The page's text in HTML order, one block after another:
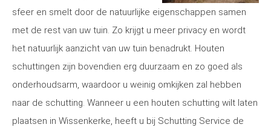
sfeer en smelt door de natuurlijke eigenschappen samen
met de rest van uw tuin. Zo krijgt u meer privacy en wordt
het natuurlijk aanzicht van uw tuin benadrukt. Houten
schuttingen zijn bovendien erg duurzaam en zo goed als
onderhoudsarm, waardoor u weinig omkijken zal hebben
naar de schutting. Wanneer u een houten schutting wilt laten
plaatsen in Wissenkerke, heeft u bij Schutting Service de